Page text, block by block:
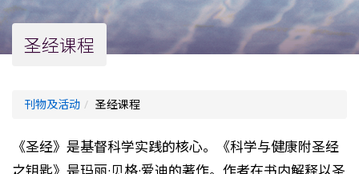
圣经课程
刊物及活动 圣经课程
《圣经》是基督科学实践的核心。《科学与健康附圣经